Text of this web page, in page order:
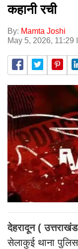
कहानी रची
By: Mamta Joshi
May 5, 2026, 11:29
देहरादून (
सेलाकुई थाना